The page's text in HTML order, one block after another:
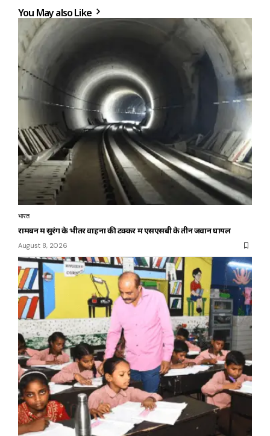
You May also Like
भारत
रामबन में सुरंग के भीतर वाहनों की टक्कर में एसएसबी के तीन जवान घायल
August 8, 2026